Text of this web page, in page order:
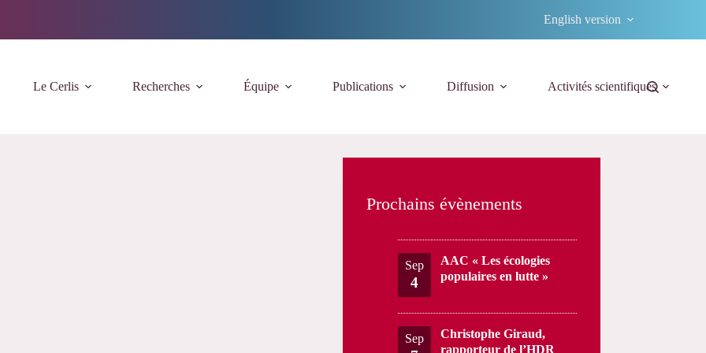
English version
Le Cerlis Recherches Équipe Publications Diffusion Activités scientifiques
Prochains évènements
Sep
4
AAC « Les écologies
populaires en lutte »
Sep
Christophe Giraud,
rapporteur de l’HDR